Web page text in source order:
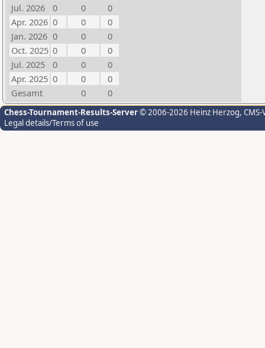
Jul. 2026
0 0
0
Apr. 2026 0 0
0
Jan. 2026 0 0
0
Oct. 2025 0 0
0
Jul. 2025
0 0
0
Apr. 2025 0 0
0
Gesamt
0 0
Chess-Tournament-Results-Server© 2006-2026 Heinz Herzog,
Legal details/Terms of use